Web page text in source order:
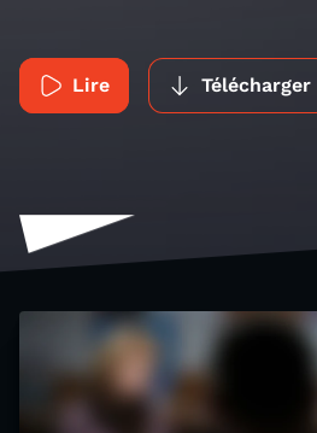
Lire Télécharger